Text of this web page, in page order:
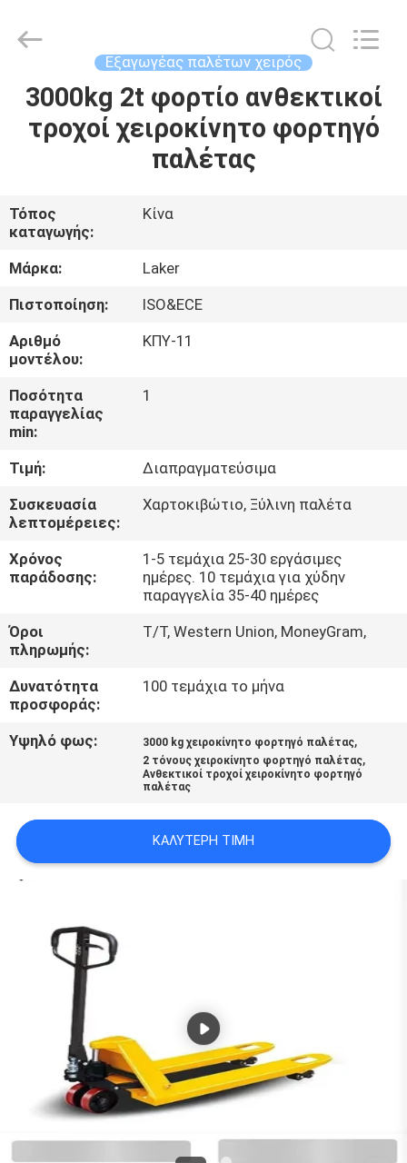
ΑΡΧΙΚΉ
ΣΕΛΊΔΑ
ΣΧΕΤΙΚΆ
ΜΕ
ΕΜΆΣ
ΓΎΡΟΣ
ΕΡΓΟΣΤΑΣΊΩΝ
ΠΟΙΟΤΙΚΌΣ
ΈΛΕΓΧΟΣ
ΕΠΑΦΉ
SITEMAP
ΠΟΛΙΤΙΚΉ
ΑΠΟΡΡΉΤΟΥ
CO.,LIMITED.
Εξαγωγέας παλέτων χειρός
3000kg 2t φορτίο ανθεκτικοί
τροχοί χειροκίνητο φορτηγό
παλέτας
Τόπος
καταγωγής:
Κίνα
Μάρκα:
Laker
Πιστοποίηση:
ISO&ECE
Αριθμό
μοντέλου:
ΚΠΥ-11
Ποσότητα
παραγγελίας
min:
1
Τιμή:
Διαπραγματεύσιμα
Συσκευασία
λεπτομέρειες:
Χαρτοκιβώτιο, Ξύλινη παλέτα
Χρόνος
παράδοσης:
1-5 τεμάχια 25-30 εργάσιμες
ημέρες. 10 τεμάχια για χύδην
παραγγελία 35-40 ημέρες
Όροι
πληρωμής:
Τ/Τ, Western Union, MoneyGram,
Δυνατότητα
προσφοράς:
100 τεμάχια το μήνα
Υψηλό φως: 3000 kg χειροκίνητο φορτηγό παλέτας,
2 τόνους χειροκίνητο φορτηγό παλέτας,
Ανθεκτικοί τροχοί χειροκίνητο φορτηγό
παλέτας
ΚΑΛΎΤΕΡΗ ΤΙΜΉ